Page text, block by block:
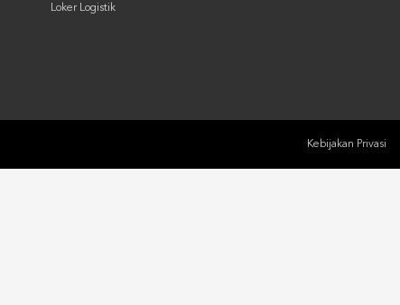
Loker Logistik
Kebijakan Privasi